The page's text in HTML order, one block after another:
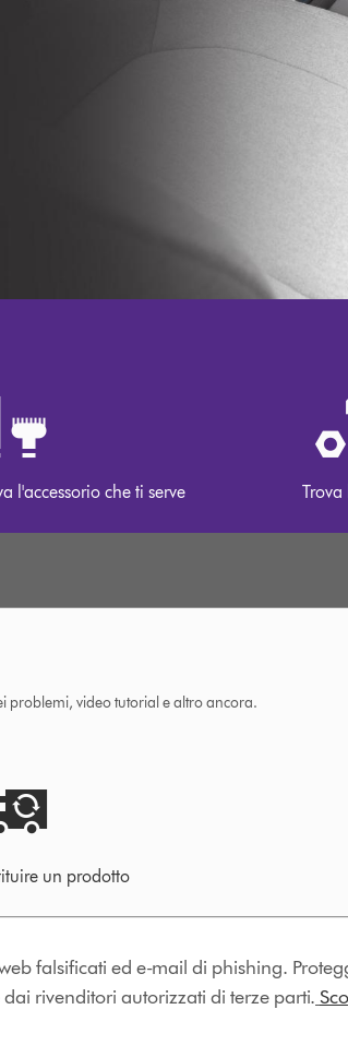
l'accessorio che ti serve
problemi, video tutorial e altro ancora.
un prodotto
falsificati ed e-mail di phishing.
rivenditori autorizzati di terze parti.